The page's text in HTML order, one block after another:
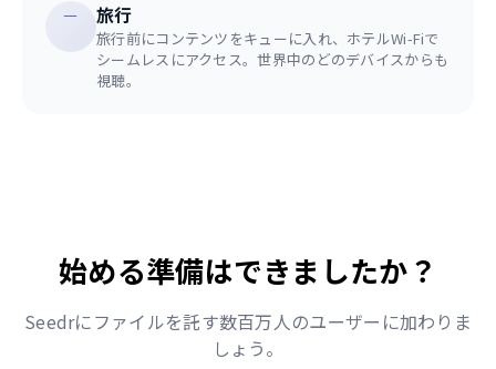
旅行
旅行前にコンテンツをキューに入れ、ホテルWi-Fiで
シームレスにアクセス。世界中のどのデバイスからも
視聴。
始める準備はできましたか？
Seedrにファイルを託す数百万人のユーザーに加わりま
しょう。